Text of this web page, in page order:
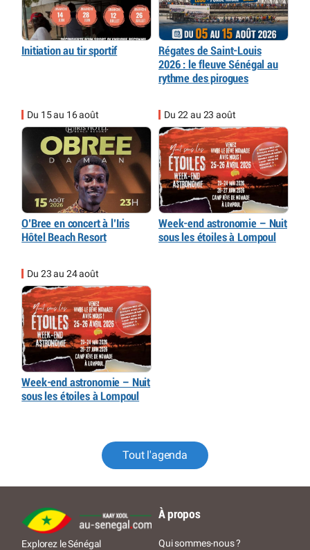
Initiation au tir sportif
Régates de Saint-Louis
2026 : le fleuve Sénégal au
rythme des pirogues
Du 15 au 16 août
O’Bree en concert à l’Iris
Hôtel Beach Resort
Du 22 au 23 août
Week-end astronomie – Nuit
sous les étoiles à Lompoul
Du 23 au 24 août
Week-end astronomie – Nuit
sous les étoiles à Lompoul
Tout l'agenda
Explorez le Sénégal
À propos
Qui sommes-nous ?